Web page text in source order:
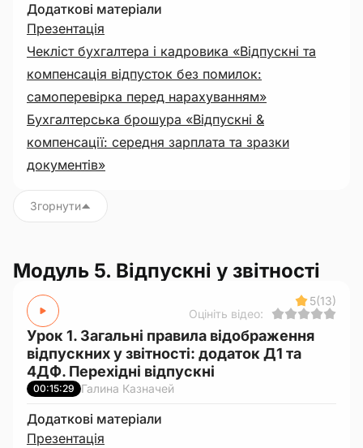
Додаткові матеріали
Презентація
Чекліст бухгалтера і кадровика «Відпускні та
компенсація відпусток без помилок:
самоперевірка перед нарахуванням»
Бухгалтерська брошура «Відпускні &
компенсації: середня зарплата та зразки
документів»
Згорнути
Модуль 5. Відпускні у звітності
5(13)
Оцініть відео:
Урок 1. Загальні правила відображення
відпускних у звітності: додаток Д1 та
4ДФ. Перехідні відпускні
00:15:29 Галина Казначей
Додаткові матеріали
Презентація